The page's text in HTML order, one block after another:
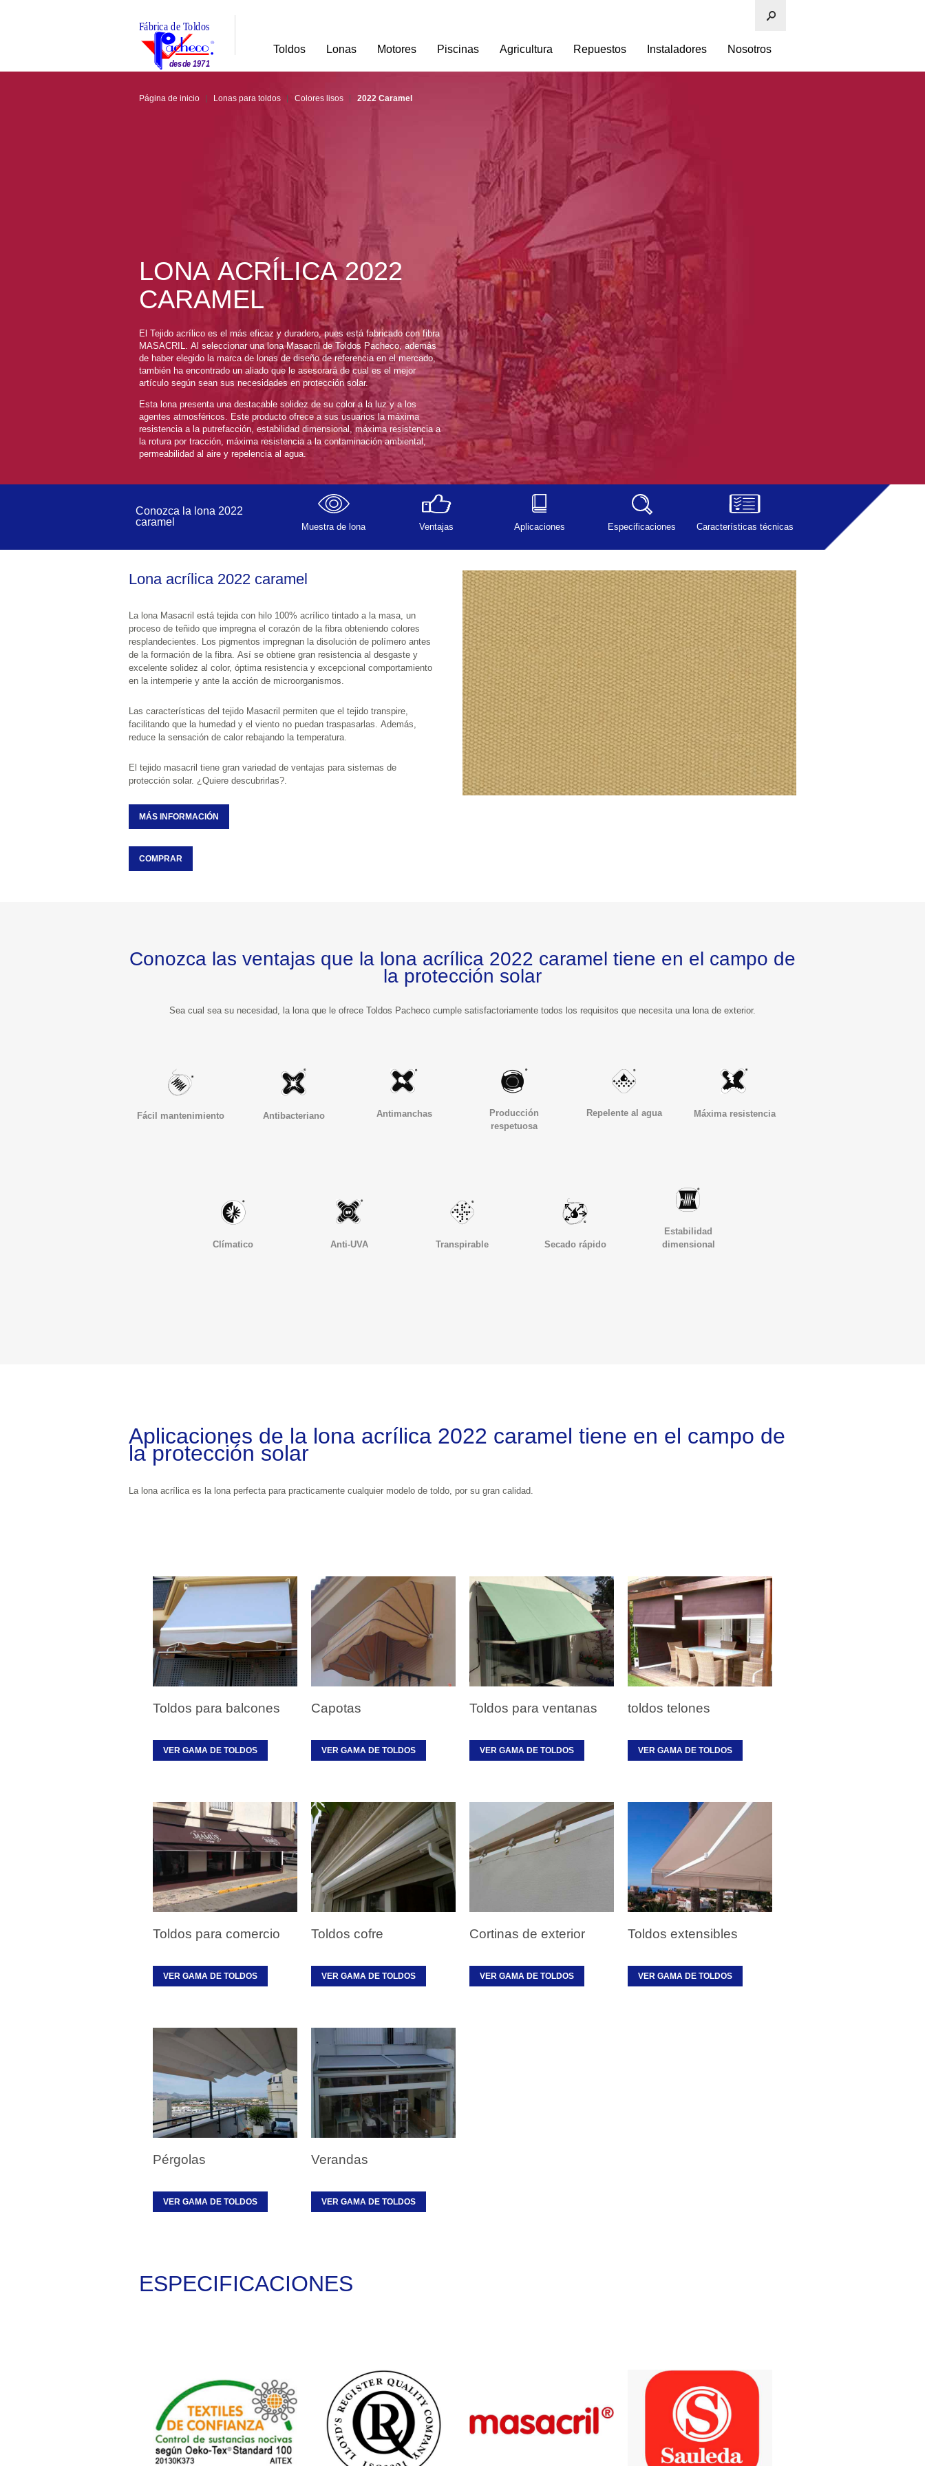
Toldos Lonas Motores Piscinas Agricultura Repuestos Instaladores Nosotros
Página de inicio Lonas para toldos Colores lisos 2022 Caramel
LONA ACRÍLICA 2022
CARAMEL
El Tejido acrílico es el más eficaz y duradero, pues está fabricado con fibra
MASACRIL. Al seleccionar una lona Masacril de Toldos Pacheco, además
de haber elegido la marca de lonas de diseño de referencia en el mercado,
también ha encontrado un aliado que le asesorará de cual es el mejor
artículo según sean sus necesidades en protección solar.
Esta lona presenta una destacable solidez de su color a la luz y a los
agentes atmosféricos. Este producto ofrece a sus usuarios la máxima
resistencia a la putrefacción, estabilidad dimensional, máxima resistencia a
la rotura por tracción, máxima resistencia a la contaminación ambiental,
permeabilidad al aire y repelencia al agua.
Conozca la lona 2022
caramel
Muestra de lona Ventajas Aplicaciones Especificaciones Características técnicas
Lona acrílica 2022 caramel
La lona Masacril está tejida con hilo 100% acrílico tintado a la masa, un
proceso de teñido que impregna el corazón de la fibra obteniendo colores
resplandecientes. Los pigmentos impregnan la disolución de polímero antes
de la formación de la fibra. Así se obtiene gran resistencia al desgaste y
excelente solidez al color, óptima resistencia y excepcional comportamiento
en la intemperie y ante la acción de microorganismos.
Las características del tejido Masacril permiten que el tejido transpire,
facilitando que la humedad y el viento no puedan traspasarlas. Además,
reduce la sensación de calor rebajando la temperatura.
El tejido masacril tiene gran variedad de ventajas para sistemas de
protección solar. ¿Quiere descubrirlas?.
MÁS INFORMACIÓN
COMPRAR
Conozca las ventajas que la lona acrílica 2022 caramel tiene en el campo de
la protección solar
Sea cual sea su necesidad, la lona que le ofrece Toldos Pacheco cumple satisfactoriamente todos los requisitos que necesita una lona de exterior.
Fácil mantenimiento Antibacteriano Antimanchas
Producción
respetuosa
Repelente al agua Máxima resistencia
Clímatico Anti-UVA Transpirable Secado rápido
Estabilidad
dimensional
Aplicaciones de la lona acrílica 2022 caramel tiene en el campo de
la protección solar
La lona acrílica es la lona perfecta para practicamente cualquier modelo de toldo, por su gran calidad.
Toldos para balcones
VER GAMA DE TOLDOS
Capotas
VER GAMA DE TOLDOS
Toldos para ventanas
VER GAMA DE TOLDOS
toldos telones
VER GAMA DE TOLDOS
Toldos para comercio
VER GAMA DE TOLDOS
Toldos cofre
VER GAMA DE TOLDOS
Cortinas de exterior
VER GAMA DE TOLDOS
Toldos extensibles
VER GAMA DE TOLDOS
Pérgolas
VER GAMA DE TOLDOS
Verandas
VER GAMA DE TOLDOS
ESPECIFICACIONES